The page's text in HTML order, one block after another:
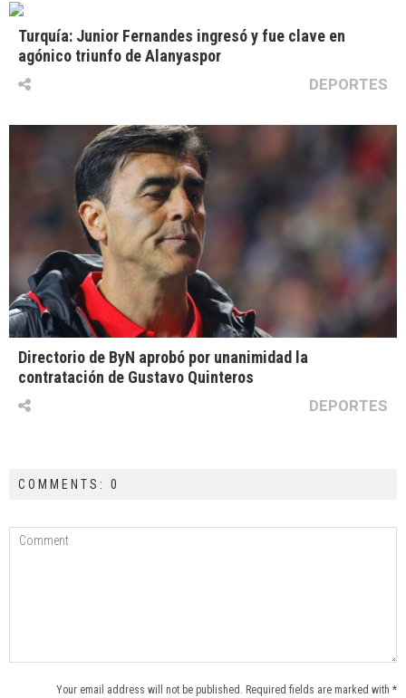
Turquía: Junior Fernandes ingresó y fue clave en
agónico triunfo de Alanyaspor
DEPORTES
Directorio de ByN aprobó por unanimidad la
contratación de Gustavo Quinteros
DEPORTES
COMMENTS: 0
Your email address will not be published. Required fields are marked with *